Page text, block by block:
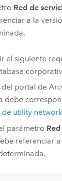
Red de
a la
el siguiente
del portal de
debe
utility network
parámetro
referenciar